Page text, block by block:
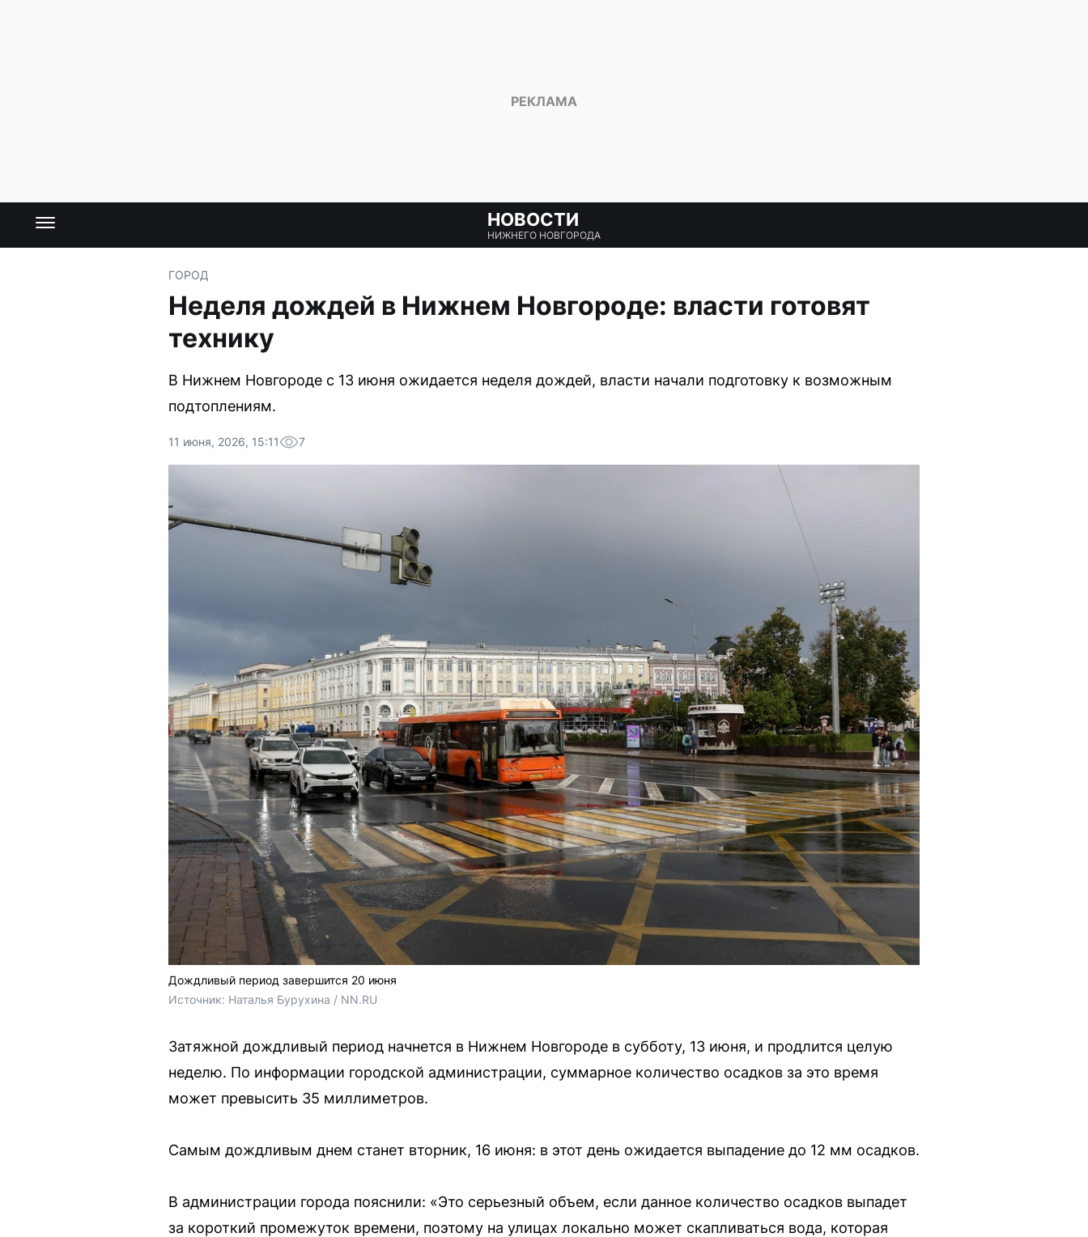
НОВОСТИ
НИЖНЕГО НОВГОРОДА
ГОРОД
Неделя дождей в Нижнем Новгороде: власти готовят
технику
В Нижнем Новгороде с 13 июня ожидается неделя дождей, власти начали подготовку к возможным
подтоплениям.
11 июня, 2026, 15:11 7
Дождливый период завершится 20 июня
Источник: Наталья Бурухина / NN.RU
Затяжной дождливый период начнется в Нижнем Новгороде в субботу, 13 июня, и продлится целую
неделю. По информации городской администрации, суммарное количество осадков за это время
может превысить 35 миллиметров.
Самым дождливым днем станет вторник, 16 июня: в этот день ожидается выпадение до 12 мм осадков.
В администрации города пояснили: «Это серьезный объем, если данное количество осадков выпадет
за короткий промежуток времени, поэтому на улицах локально может скапливаться вода, которая